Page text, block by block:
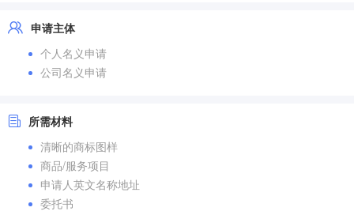
申请主体
个人名义申请
公司名义申请
所需材料
清晰的商标图样
商品/服务项目
申请人英文名称地址
委托书